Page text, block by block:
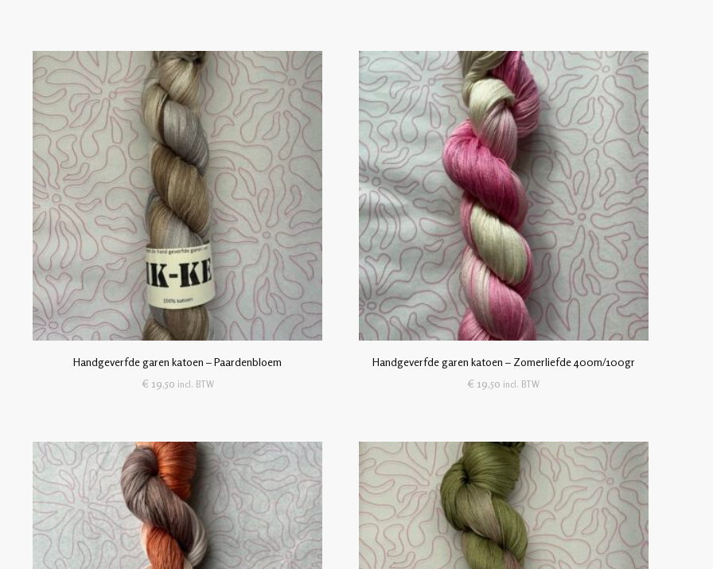
Handgeverfde garen katoen – Paardenbloem
€ 19,50 incl. BTW
Handgeverfde garen katoen – Zomerliefde 400m/100gr
€ 19,50 incl. BTW